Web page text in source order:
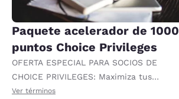
Paquete acelerador de 1000
puntos Choice Privileges
OFERTA ESPECIAL PARA SOCIOS DE
CHOICE PRIVILEGES: Maximiza tus
recompensas al recibir 1000 puntos
Ver términos